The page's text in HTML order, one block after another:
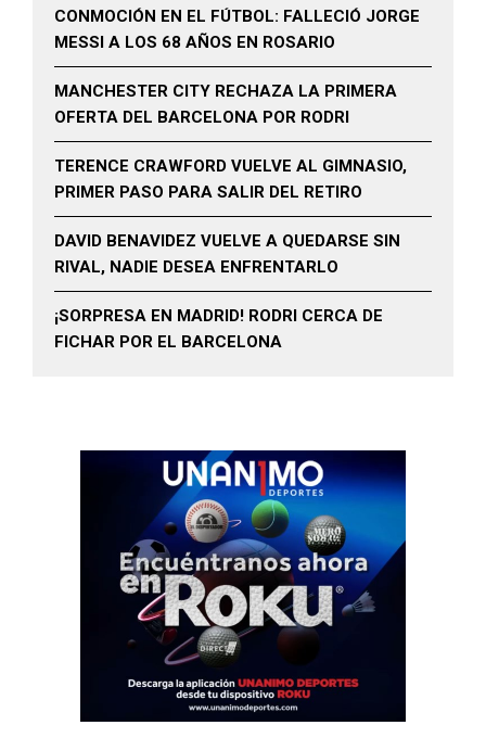
CONMOCIÓN EN EL FÚTBOL: FALLECIÓ JORGE
MESSI A LOS 68 AÑOS EN ROSARIO
MANCHESTER CITY RECHAZA LA PRIMERA
OFERTA DEL BARCELONA POR RODRI
TERENCE CRAWFORD VUELVE AL GIMNASIO,
PRIMER PASO PARA SALIR DEL RETIRO
DAVID BENAVIDEZ VUELVE A QUEDARSE SIN
RIVAL, NADIE DESEA ENFRENTARLO
¡SORPRESA EN MADRID! RODRI CERCA DE
FICHAR POR EL BARCELONA